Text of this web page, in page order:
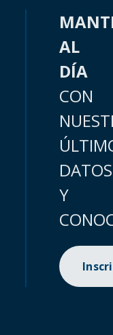
AL
DÍA
CON
DATOS
Y